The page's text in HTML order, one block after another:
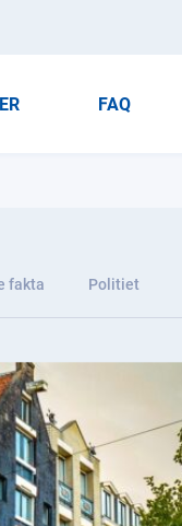
FAQ
fakta Politiet